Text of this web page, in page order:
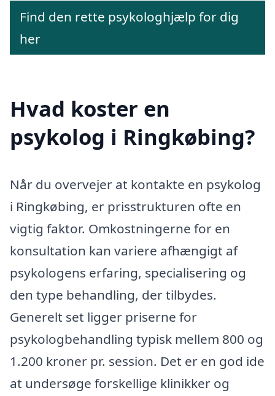
Find den rette psykologhjælp for dig
her
Hvad koster en
psykolog i Ringkøbing?
Når du overvejer at kontakte en psykolog
i Ringkøbing, er prisstrukturen ofte en
vigtig faktor. Omkostningerne for en
konsultation kan variere afhængigt af
psykologens erfaring, specialisering og
den type behandling, der tilbydes.
Generelt set ligger priserne for
psykologbehandling typisk mellem 800 og
1.200 kroner pr. session. Det er en god ide
at undersøge forskellige klinikker og